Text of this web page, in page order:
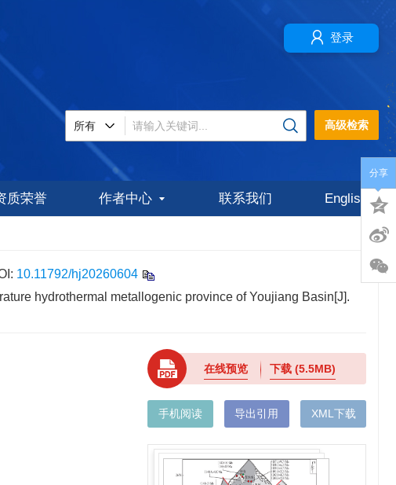
登录
高级检索
质荣誉 作者中心 联系我们 English
10.11792/hj20260604
hydrothermal metallogenic province of Youjiang Basin[J].
在线预览 下载(5.5MB)
手机阅读 导出引用 XML下载
分享